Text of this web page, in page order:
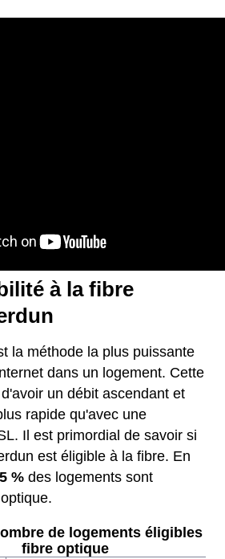
à la fibre
la méthode la plus puissante
dans un logement. Cette
un débit ascendant et
rapide qu'avec une
Il est primordial de savoir si
est éligible à la fibre. En
% des logements sont
de logements éligibles à
fibre optique